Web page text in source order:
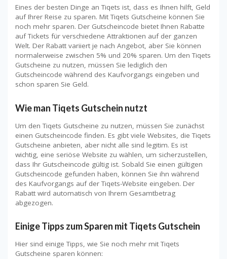
Eines der besten Dinge an Tiqets ist, dass es Ihnen hilft, Geld
auf Ihrer Reise zu sparen. Mit Tiqets Gutscheine können Sie
noch mehr sparen. Der Gutscheincode bietet Ihnen Rabatte
auf Tickets für verschiedene Attraktionen auf der ganzen
Welt. Der Rabatt variiert je nach Angebot, aber Sie können
normalerweise zwischen 5% und 20% sparen. Um den Tiqets
Gutscheine zu nutzen, müssen Sie lediglich den
Gutscheincode während des Kaufvorgangs eingeben und
schon sparen Sie Geld.
Wie man Tiqets Gutschein nutzt
Um den Tiqets Gutscheine zu nutzen, müssen Sie zunächst
einen Gutscheincode finden. Es gibt viele Websites, die Tiqets
Gutscheine anbieten, aber nicht alle sind legitim. Es ist
wichtig, eine seriöse Website zu wählen, um sicherzustellen,
dass Ihr Gutscheincode gültig ist. Sobald Sie einen gültigen
Gutscheincode gefunden haben, können Sie ihn während
des Kaufvorgangs auf der Tiqets-Website eingeben. Der
Rabatt wird automatisch von Ihrem Gesamtbetrag
abgezogen.
Einige Tipps zum Sparen mit Tiqets Gutschein
Hier sind einige Tipps, wie Sie noch mehr mit Tiqets
Gutscheine sparen können: